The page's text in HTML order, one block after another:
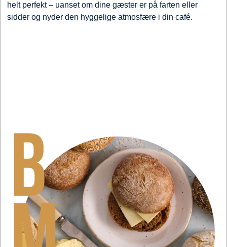
helt perfekt – uanset om dine gæster er på farten eller
sidder og nyder den hyggelige atmosfære i din café.